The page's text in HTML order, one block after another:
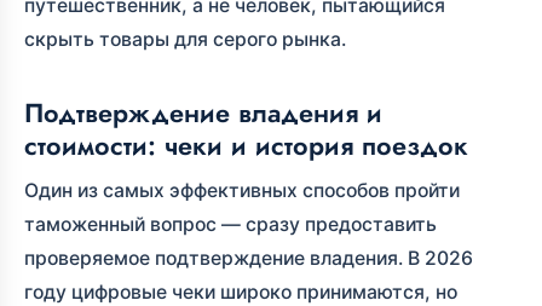
путешественник, а не человек, пытающийся
скрыть товары для серого рынка.
Подтверждение владения и
стоимости: чеки и история поездок
Один из самых эффективных способов пройти
таможенный вопрос — сразу предоставить
проверяемое подтверждение владения. В 2026
году цифровые чеки широко принимаются, но